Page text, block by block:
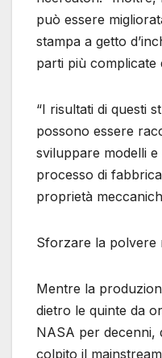
può essere
stampa a getto
parti più complicate
“I risultati di questi
possono essere
sviluppare modelli
processo di
proprietà
Sforzare la polvere
Mentre la
dietro le quinte da
NASA per decenni,
colpito il